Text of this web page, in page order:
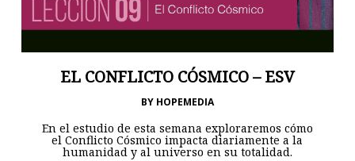
EL CONFLICTO CÓSMICO – ESV
BY HOPEMEDIA
En el estudio de esta semana exploraremos cómo
el Conflicto Cósmico impacta diariamente a la
humanidad y al universo en su totalidad.